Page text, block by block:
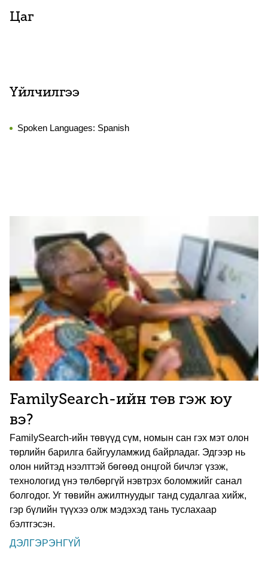
Цаг
Үйлчилгээ
Spoken Languages: Spanish
FamilySearch-ийн төв гэж юу
вэ?
FamilySearch-ийн төвүүд сүм, номын сан гэх мэт олон
төрлийн барилга байгууламжид байрладаг. Эдгээр нь
олон нийтэд нээлттэй бөгөөд онцгой бичлэг үзэж,
технологид үнэ төлбөргүй нэвтрэх боломжийг санал
болгодог. Уг төвийн ажилтнуудыг танд судалгаа хийж,
гэр бүлийн түүхээ олж мэдэхэд тань туслахаар
бэлтгэсэн.
ДЭЛГЭРЭНГҮЙ